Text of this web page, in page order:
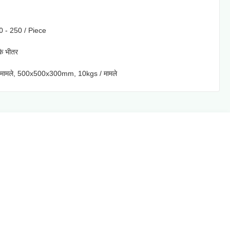
- 250 / Piece
भीतर
500x500x300mm, 10kgs / मामले